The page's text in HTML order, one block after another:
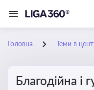
Головна Теми в
Благодійна і